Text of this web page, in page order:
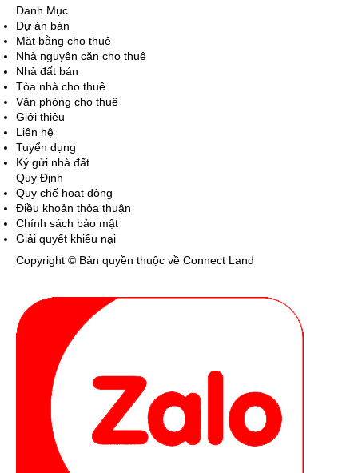
Danh Mục
Dự án bán
Mặt bằng cho thuê
Nhà nguyên căn cho thuê
Nhà đất bán
Tòa nhà cho thuê
Văn phòng cho thuê
Giới thiệu
Liên hệ
Tuyển dụng
Ký gửi nhà đất
Quy Định
Quy chế hoạt động
Điều khoản thỏa thuận
Chính sách bảo mật
Giải quyết khiếu nại
Copyright © Bản quyền thuộc về Connect Land